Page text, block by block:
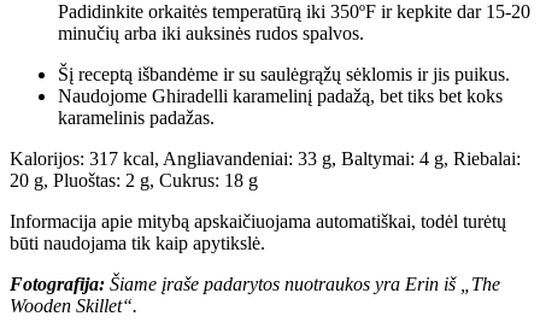
Padidinkite orkaitės temperatūrą iki 350ºF ir kepkite dar 15-20
minučių arba iki auksinės rudos spalvos.
Šį receptą išbandėme ir su saulėgrąžų sėklomis ir jis puikus.
Naudojome Ghiradelli karamelinį padažą, bet tiks bet koks
karamelinis padažas.
Kalorijos: 317 kcal, Angliavandeniai: 33 g, Baltymai: 4 g, Riebalai:
20 g, Pluoštas: 2 g, Cukrus: 18 g
Informacija apie mitybą apskaičiuojama automatiškai, todėl turėtų
būti naudojama tik kaip apytikslė.
Fotografija: Šiame įraše padarytos nuotraukos yra Erin iš „The
Wooden Skillet“.